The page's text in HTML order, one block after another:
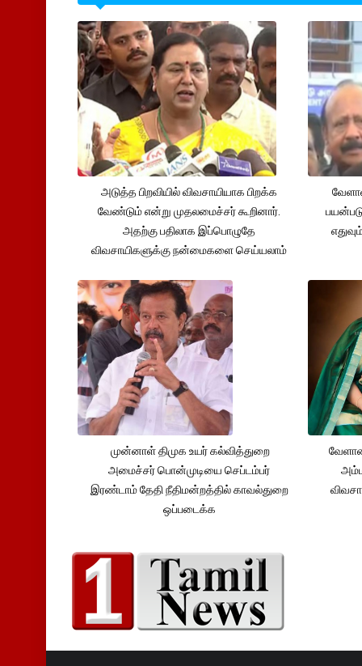
அடுத்த பிறவியில் விவசாயியாக பிறக்க
வேண்டும் என்று முதலமைச்சர் கூறினார்.
அதற்கு பதிலாக இப்பொழுதே
விவசாயிகளுக்கு நன்மைகளை செய்யலாம்
முன்னாள் திமுக உயர் கல்வித்துறை
அமைச்சர் பொன்முடியை செப்டம்பர்
இரண்டாம் தேதி நீதிமன்றத்தில் காவல்துறை
ஒப்படைக்க